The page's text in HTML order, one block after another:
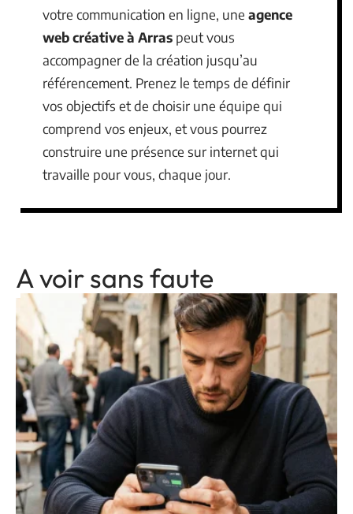
votre communication en ligne, une agence
web créative à Arras peut vous
accompagner de la création jusqu’au
référencement. Prenez le temps de définir
vos objectifs et de choisir une équipe qui
comprend vos enjeux, et vous pourrez
construire une présence sur internet qui
travaille pour vous, chaque jour.
A voir sans faute